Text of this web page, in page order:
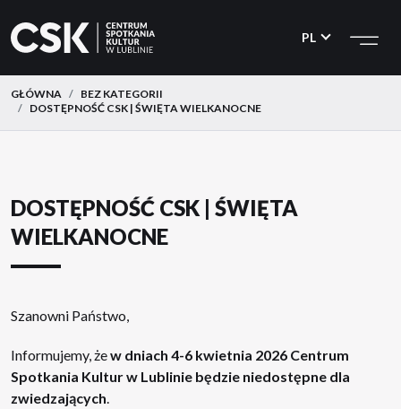
CSK
do
menu
do
treści
PL
GŁÓWNA
BEZ KATEGORII
DOSTĘPNOŚĆ CSK | ŚWIĘTA WIELKANOCNE
DOSTĘPNOŚĆ CSK | ŚWIĘTA
WIELKANOCNE
Szanowni Państwo,
Informujemy, żew dniach 4-6 kwietnia 2026 Centrum
Spotkania Kultur w Lublinie będzie niedostępne dla
zwiedzających.